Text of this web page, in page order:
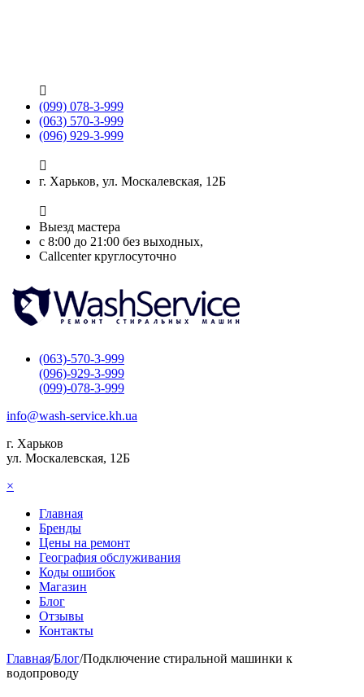

(099) 078-3-999
(063) 570-3-999
(096) 929-3-999

г. Харьков, ул. Москалевская, 12Б

Выезд мастера
с 8:00 до 21:00 без выходных,
Callcenter круглосуточно
(063)-570-3-999
(096)-929-3-999
(099)-078-3-999
info@wash-service.kh.ua
г. Харьков
ул. Москалевская, 12Б
×
Главная
Бренды
Цены на ремонт
География обслуживания
Коды ошибок
Магазин
Блог
Отзывы
Контакты
Главная/Блог/Подключение стиральной машинки к
водопроводу